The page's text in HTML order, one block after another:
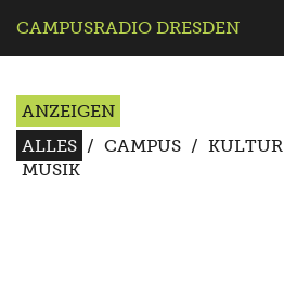
CAMPUSRADIO DRESDEN
ANZEIGEN
ALLES / CAMPUS / KULTUR
MUSIK